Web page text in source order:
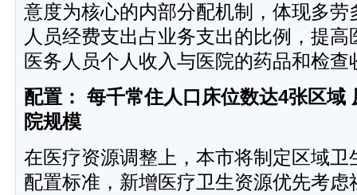
意度为核心的内部分配机制，体现多
人员经费支出占业务支出的比例，提
医务人员个人收入与医院的药品和检查
配置： 每千常住人口床位数达4张区域
院规模
在医疗资源调整上，本市将制定区域
配置标准，新增医疗卫生资源优先考